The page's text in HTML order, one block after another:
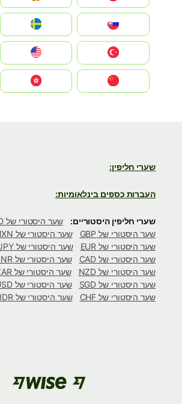
שערי חליפין:
העברות כספים בינלאומיות:
שערי חליפין היסטוריים:
שער היסטורי של AUD
שער היסטורי של GBP
שער היסטורי של MXN
שער היסטורי של EUR
שער היסטורי של JPY
שער היסטורי של CAD
שער היסטורי של INR
שער היסטורי של NZD
שער היסטורי של ZAR
שער היסטורי של SGD
שער היסטורי של USD
שער היסטורי של CHF
שער היסטורי של IDR